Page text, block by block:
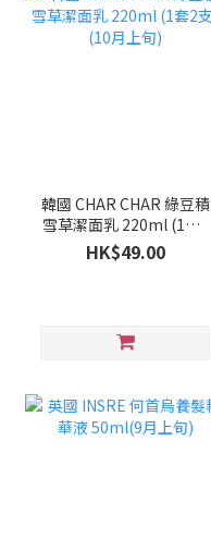
韓國 CHAR CHAR 綠豆積
雪草潔面乳 220ml (1套2
支)(10月上旬)
HK$49.00